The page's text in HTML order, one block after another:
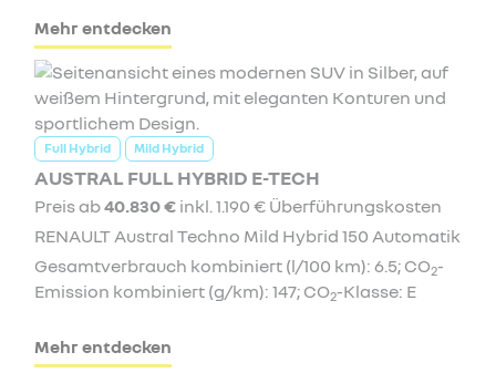
Mehr entdecken
Full Hybrid Mild Hybrid
AUSTRAL FULL HYBRID E-TECH
Preis ab40.830 € inkl. 1.190 € Überführungskosten
RENAULT Austral Techno Mild Hybrid 150 Automatik
Gesamtverbrauch kombiniert (l/100 km): 6.5; CO2-
Emission kombiniert (g/km): 147; CO2-Klasse: E
Mehr entdecken